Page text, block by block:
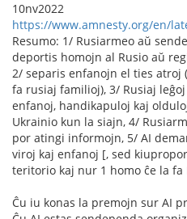
10nv2022
https://www.amnesty.org/en/
Resumo: 1/ Rusiarmeo aŭ
deportis homojn al Rusio aŭ
2/ separis enfanojn el ties
fa rusiaj familioj), 3/ Rusiaj
enfanoj, handikapuloj kaj
Ukrainio kun la siajn, 4/
por atingi informojn, 5/ AI
viroj kaj enfanoj [, sed
teritorio kaj nur 1 homo ĉe la
Ĉu iu konas la premojn sur AI